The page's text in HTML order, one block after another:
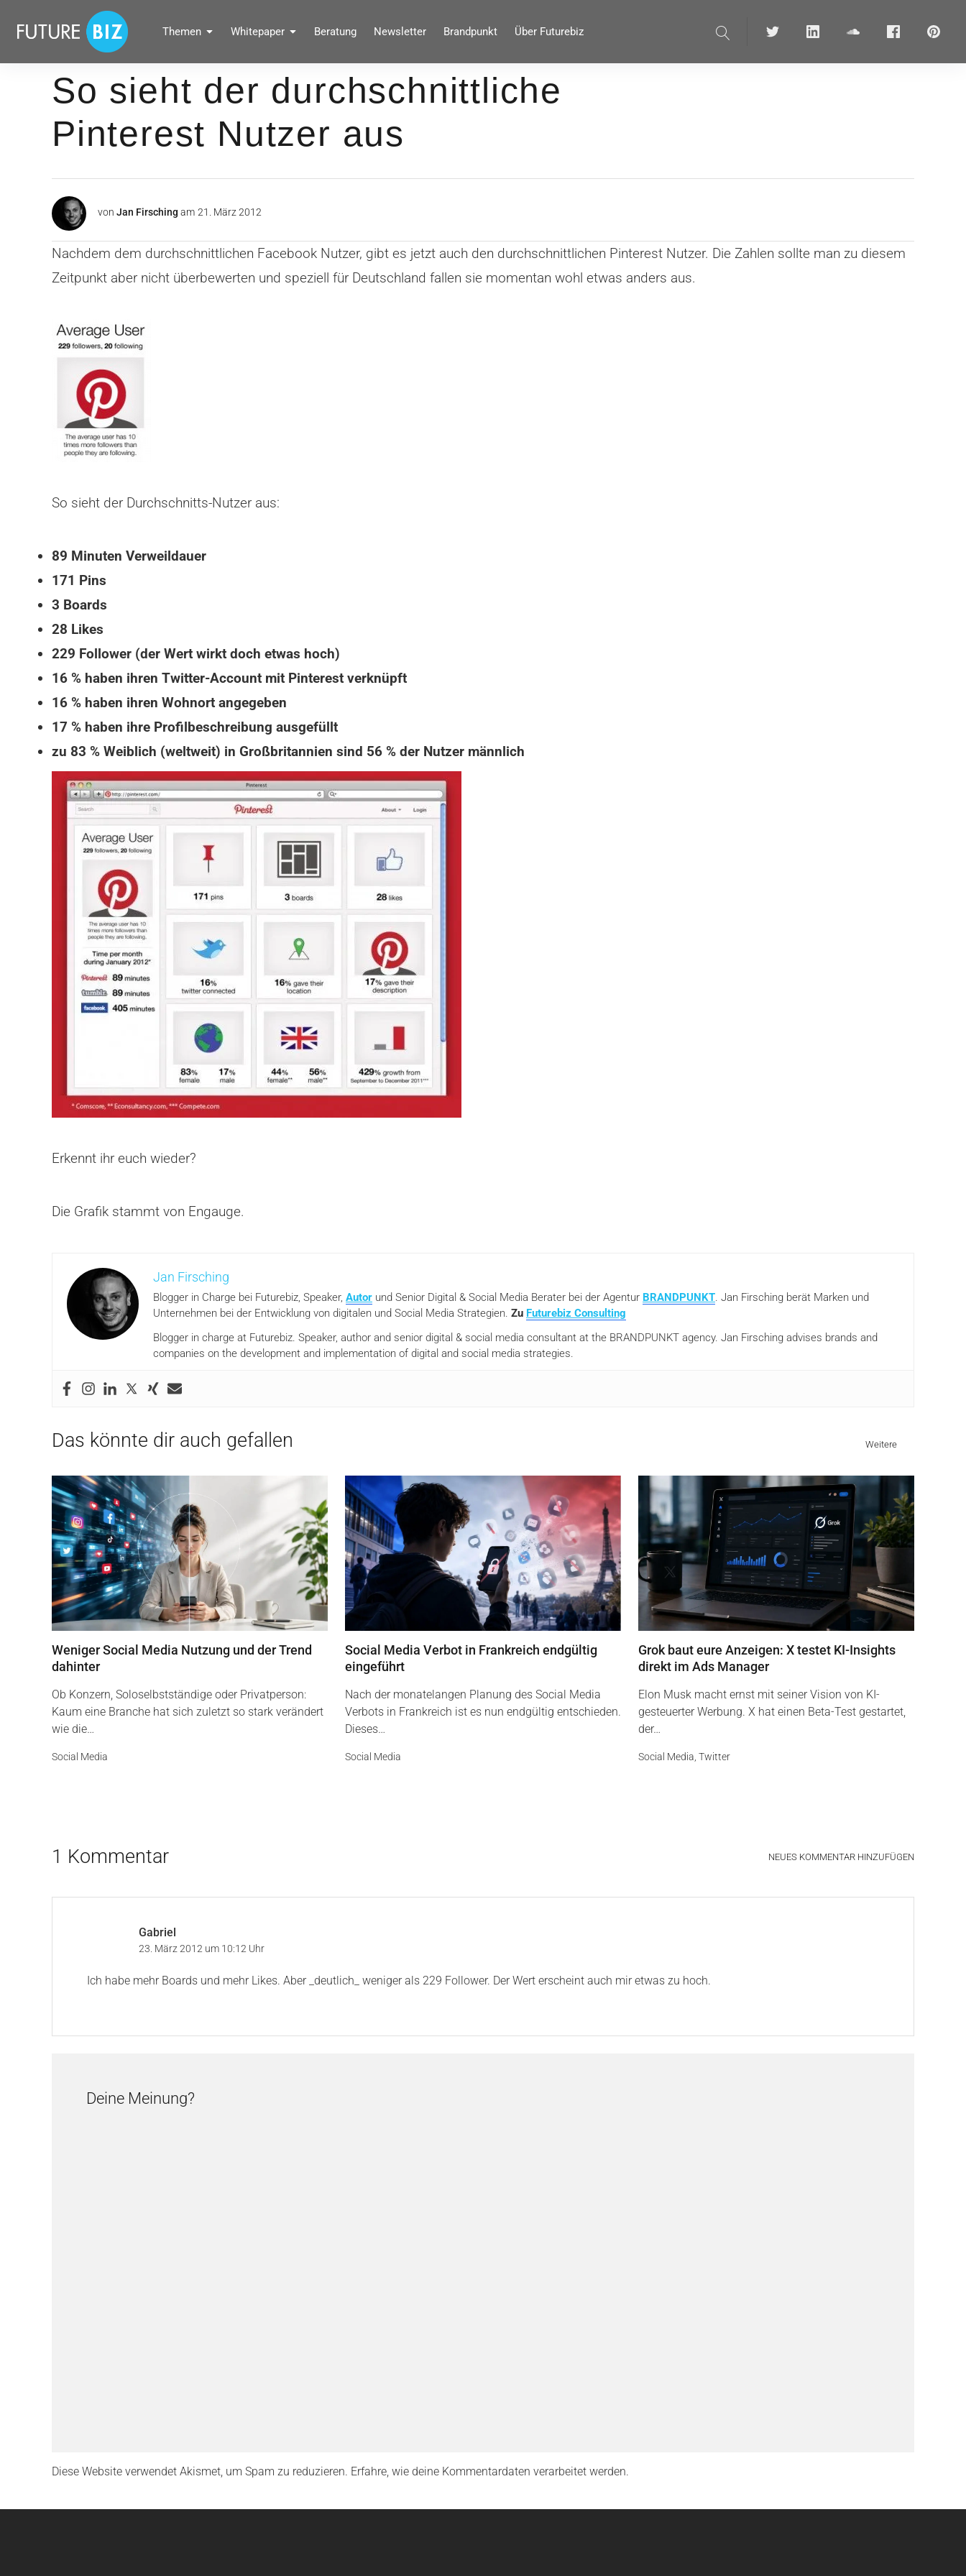
überspringen
FUTUREBIZ
Social Media Marketing Blog für Unternehmen by BRANDPUNKT
Themen Whitepaper Beratung Newsletter Brandpunkt Über Futurebiz
Suche Twitter linkedin soundcloudFacebook
So sieht der durchschnittliche
Pinterest Nutzer aus
von Jan Firsching am 21. März 2012
Nachdem dem durchschnittlichen Facebook Nutzer, gibt es jetzt auch den durchschnittlichen Pinterest Nutzer. Die Zahlen sollte man zu diesem
Zeitpunkt aber nicht überbewerten und speziell für Deutschland fallen sie momentan wohl etwas anders aus.
So sieht der Durchschnitts-Nutzer aus:
89 Minuten Verweildauer
171 Pins
3 Boards
28 Likes
229 Follower (der Wert wirkt doch etwas hoch)
16 % haben ihren Twitter-Account mit Pinterest verknüpft
16 % haben ihren Wohnort angegeben
17 % haben ihre Profilbeschreibung ausgefüllt
zu 83 % Weiblich (weltweit) in Großbritannien sind 56 % der Nutzer männlich
Erkennt ihr euch wieder?
Die Grafik stammt von Engauge.
Jan Firsching
Blogger in Charge bei Futurebiz, Speaker, Autor und Senior Digital & Social Media Berater bei der Agentur BRANDPUNKT. Jan Firsching berät Marken und
Unternehmen bei der Entwicklung von digitalen und Social Media Strategien. Zu Futurebiz Consulting
Blogger in charge at Futurebiz. Speaker, author and senior digital & social media consultant at the BRANDPUNKT agency. Jan Firsching advises brands and
companies on the development and implementation of digital and social media strategies.
Das könnte dir auch gefallen Weitere
Weniger Social Media Nutzung und der Trend
dahinter
Ob Konzern, Soloselbstständige oder Privatperson:
Kaum eine Branche hat sich zuletzt so stark verändert
wie die…
Social Media
Social Media Verbot in Frankreich endgültig
eingeführt
Nach der monatelangen Planung des Social Media
Verbots in Frankreich ist es nun endgültig entschieden.
Dieses…
Social Media
Grok baut eure Anzeigen: X testet KI-Insights
direkt im Ads Manager
Elon Musk macht ernst mit seiner Vision von KI-
gesteuerter Werbung. X hat einen Beta-Test gestartet,
der…
Social Media Twitter
1 Kommentar NEUES KOMMENTAR HINZUFÜGEN
Gabriel
23. März 2012 um 10:12 Uhr
Ich habe mehr Boards und mehr Likes. Aber _deutlich_ weniger als 229 Follower. Der Wert erscheint auch mir etwas zu hoch.
Deine Meinung?
Diese Website verwendet Akismet, um Spam zu reduzieren. Erfahre, wie deine Kommentardaten verarbeitet werden.